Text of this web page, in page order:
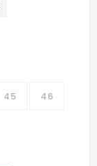
45 46